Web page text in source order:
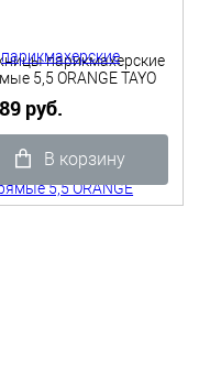
парикмахерские
5,5 ORANGE TAYO
руб.
В корзину